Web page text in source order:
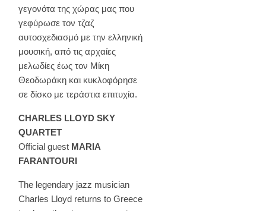
γεγονότα της χώρας μας που
γεφύρωσε τον τζαζ
αυτοσχεδιασμό με την ελληνική
μουσική, από τις αρχαίες
μελωδίες έως τον Μίκη
Θεοδωράκη και κυκλοφόρησε
σε δίσκο με τεράστια επιτυχία.
CHARLES LLOYD SKY
QUARTET
Official guest MARIA
FARANTOURI
The legendary jazz musician
Charles Lloyd returns to Greece